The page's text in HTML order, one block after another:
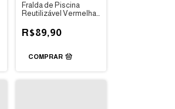
Fralda de Piscina
Reutilizável Vermelha-
R$89,90
COMPRAR